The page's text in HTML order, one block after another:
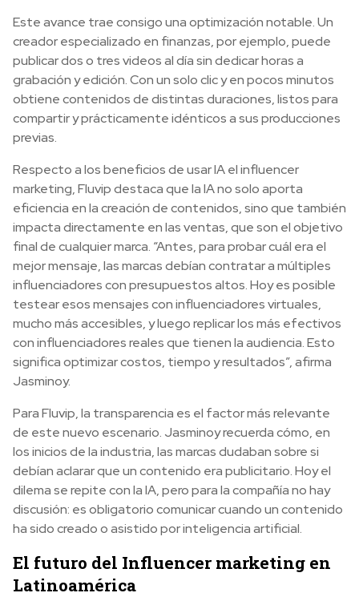
Este avance trae consigo una optimización notable. Un
creador especializado en finanzas, por ejemplo, puede
publicar dos o tres videos al día sin dedicar horas a
grabación y edición. Con un solo clic y en pocos minutos
obtiene contenidos de distintas duraciones, listos para
compartir y prácticamente idénticos a sus producciones
previas.
Respecto a los beneficios de usar IA el influencer
marketing, Fluvip destaca que la IA no solo aporta
eficiencia en la creación de contenidos, sino que también
impacta directamente en las ventas, que son el objetivo
final de cualquier marca. “Antes, para probar cuál era el
mejor mensaje, las marcas debían contratar a múltiples
influenciadores con presupuestos altos. Hoy es posible
testear esos mensajes con influenciadores virtuales,
mucho más accesibles, y luego replicar los más efectivos
con influenciadores reales que tienen la audiencia. Esto
significa optimizar costos, tiempo y resultados”, afirma
Jasminoy.
Para Fluvip, la transparencia es el factor más relevante
de este nuevo escenario. Jasminoy recuerda cómo, en
los inicios de la industria, las marcas dudaban sobre si
debían aclarar que un contenido era publicitario. Hoy el
dilema se repite con la IA, pero para la compañía no hay
discusión: es obligatorio comunicar cuando un contenido
ha sido creado o asistido por inteligencia artificial.
El futuro del Influencer marketing en
Latinoamérica